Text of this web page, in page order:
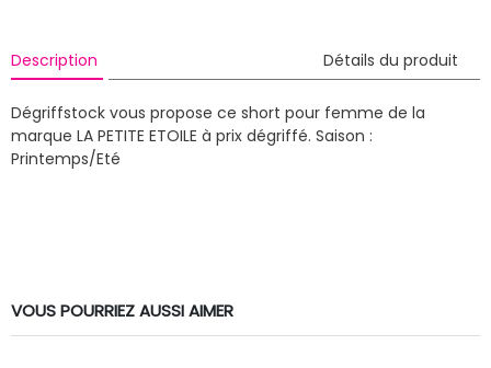
Description Détails du produit
Dégriffstock vous propose ce short pour femme de la
marque LA PETITE ETOILE à prix dégriffé. Saison :
Printemps/Eté
VOUS POURRIEZ AUSSI AIMER